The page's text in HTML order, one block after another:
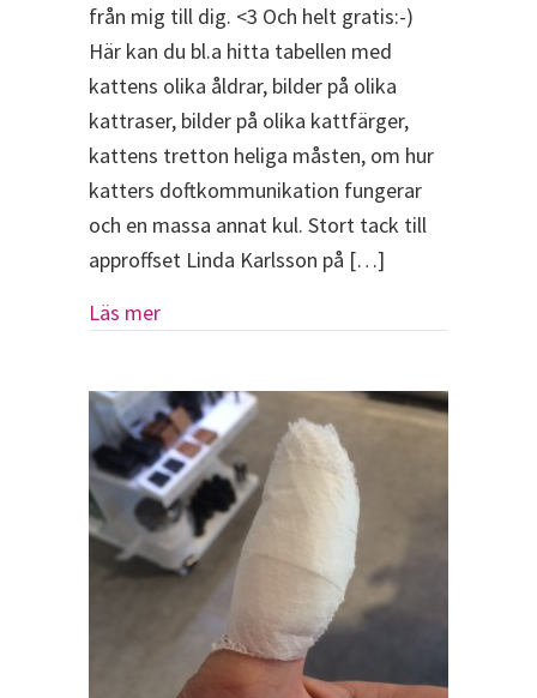
från mig till dig. <3 Och helt gratis:-)
Här kan du bl.a hitta tabellen med
kattens olika åldrar, bilder på olika
kattraser, bilder på olika kattfärger,
kattens tretton heliga måsten, om hur
katters doftkommunikation fungerar
och en massa annat kul. Stort tack till
approffset Linda Karlsson på […]
Läs merabout Den nya appen är klar och GRATIS